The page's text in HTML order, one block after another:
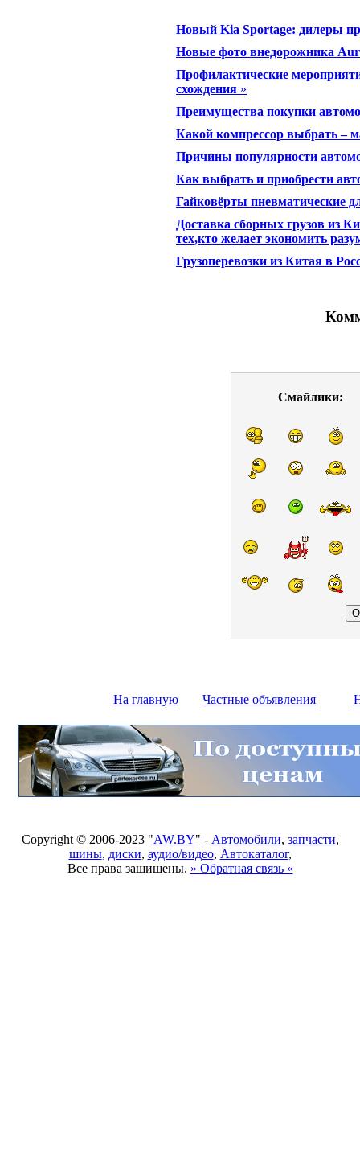
Новый Kia Sportage: дилеры
Новые фото внедорожника
Профилактические
схождения »
Преимущества покупки
Какой компрессор выбрать –
Причины популярности
Как выбрать и приобрести
Гайковёрты пневматические
Доставка сборных грузов из
тех,кто желает экономить
Грузоперевозки из Китая в
Смайлики:
На главную Частные объявления
Copyright © 2006-2023 "AW.BY" - Автомобили, запчасти,
шины, диски, аудио/видео, Автокаталог,
Все права защищены. » Обратная связь «